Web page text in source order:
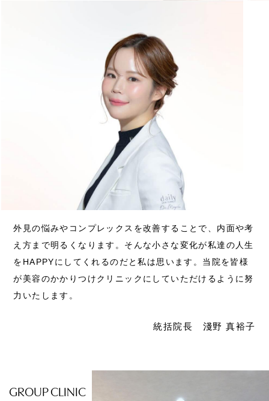
外見の悩みやコンプレックスを改善することで、内面や考
え方まで明るくなります。そんな小さな変化が私達の人生
をHAPPYにしてくれるのだと私は思います。当院を皆様
が美容のかかりつけクリニックにしていただけるように努
力いたします。
統括院長 淺野 真裕子
GROUP CLINIC